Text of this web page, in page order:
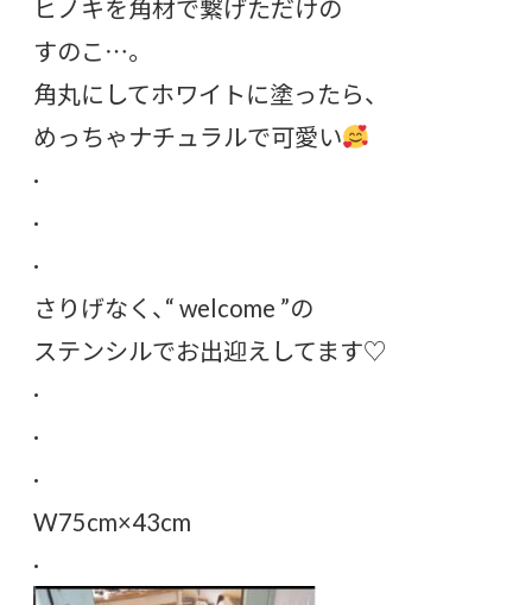
ヒノキを角材で繋げただけの
すのこ…。
角丸にしてホワイトに塗ったら、
めっちゃナチュラルで可愛い
·
·
·
さりげなく、“ welcome ”の
ステンシルでお出迎えしてます♡
·
·
·
W75cm×43cm
·